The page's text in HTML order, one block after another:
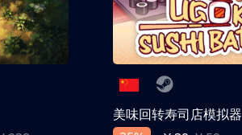
美味回转寿司店模拟器